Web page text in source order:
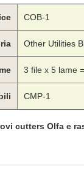
COB-1
Other Utilities
3 file x 5 lame =
CMP-1
cutters Olfa e